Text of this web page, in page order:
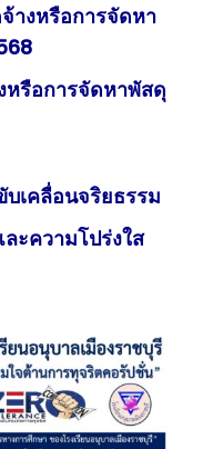
างหรือการจัดหา
หรือการจัดหาพัสดุ
เคลื่อนจริยธรรม
ะความโปร่งใส